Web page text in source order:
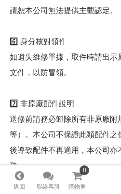
返回 聯絡客服
0
購物車
請恕本公司無法提供主觀認定。
6️⃣ 身分核對領件
如遺失維修單據，取件時請出示
文件，以防冒領。
7️⃣ 非原廠配件說明
送修前請務必卸除所有非原廠附
等）。本公司不保證此類配件之
後導致配件不再適用，本公司亦
務。
若您需要送修商品，請透過以下